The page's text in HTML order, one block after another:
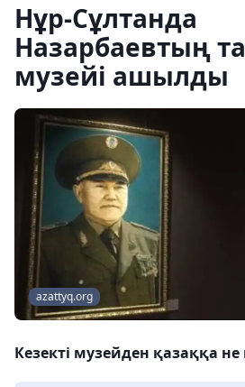
Нұр-Сұлтанда
Назарбаевтың
музейі ашылды
azattyq.org
Кезекті музейден қазаққа